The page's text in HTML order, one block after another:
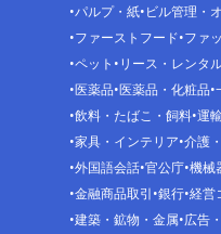
パルプ・紙 ビル管理・
ファーストフード ファ
ペット リース・レンタ
医薬品 医薬品・化粧品
飲料・たばこ・飼料 運
家具・インテリア 介護
外国語会話 官公庁 機械
金融商品取引 銀行 経営
建築・鉱物・金属 広告